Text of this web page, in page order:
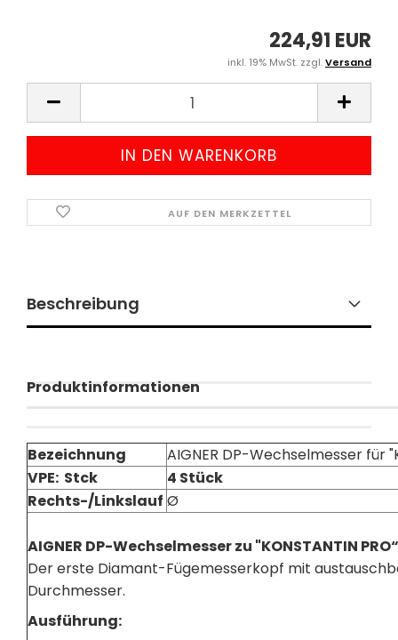
224,91 EUR
inkl. 19% MwSt. zzgl.Versand
AUF DEN MERKZETTEL
Beschreibung
Produktinformationen
Bezeichnung
AIGNER DP-Wechselmesser für
VPE: Stck
4 Stück
Rechts-/Linkslauf Ø
AIGNER DP-Wechselmesser zu "KONSTANTIN
Der erste Diamant-Fügemesserkopf mit
Durchmesser.
Ausführung: